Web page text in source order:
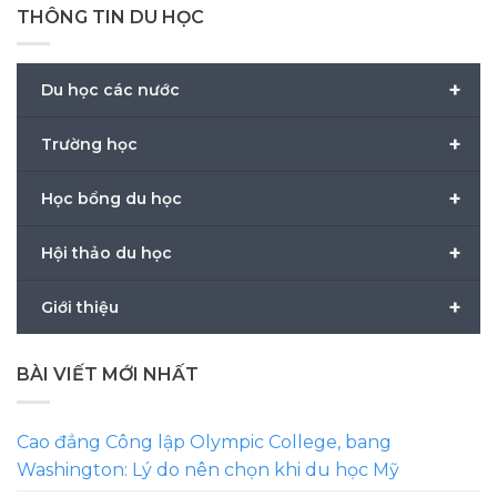
THÔNG TIN DU HỌC
+
Du học các nước
+
Trường học
+
Học bổng du học
+
Hội thảo du học
+
Giới thiệu
BÀI VIẾT MỚI NHẤT
Cao đẳng Công lập Olympic College, bang
Washington: Lý do nên chọn khi du học Mỹ